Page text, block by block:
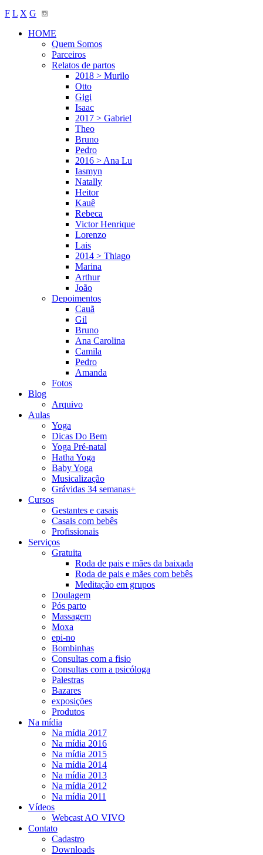
F L X G
HOME
Quem Somos
Parceiros
Relatos de partos
2018 > Murilo
Otto
Gigi
Isaac
2017 > Gabriel
Theo
Bruno
Pedro
2016 > Ana Lu
Iasmyn
Natally
Heitor
Kauê
Rebeca
Victor Henrique
Lorenzo
Lais
2014 > Thiago
Marina
Arthur
João
Depoimentos
Cauã
Gil
Bruno
Ana Carolina
Camila
Pedro
Amanda
Fotos
Blog
Arquivo
Aulas
Yoga
Dicas Do Bem
Yoga Pré-natal
Hatha Yoga
Baby Yoga
Musicalização
Grávidas 34 semanas+
Cursos
Gestantes e casais
Casais com bebês
Profissionais
Serviços
Gratuita
Roda de pais e mães da baixada
Roda de pais e mães com bebês
Meditação em grupos
Doulagem
Pós parto
Massagem
Moxa
epi-no
Bombinhas
Consultas com a fisio
Consultas com a psicóloga
Palestras
Bazares
exposições
Produtos
Na mídia
Na mídia 2017
Na mídia 2016
Na mídia 2015
Na mídia 2014
Na mídia 2013
Na mídia 2012
Na mídia 2011
Vídeos
Webcast AO VIVO
Contato
Cadastro
Downloads